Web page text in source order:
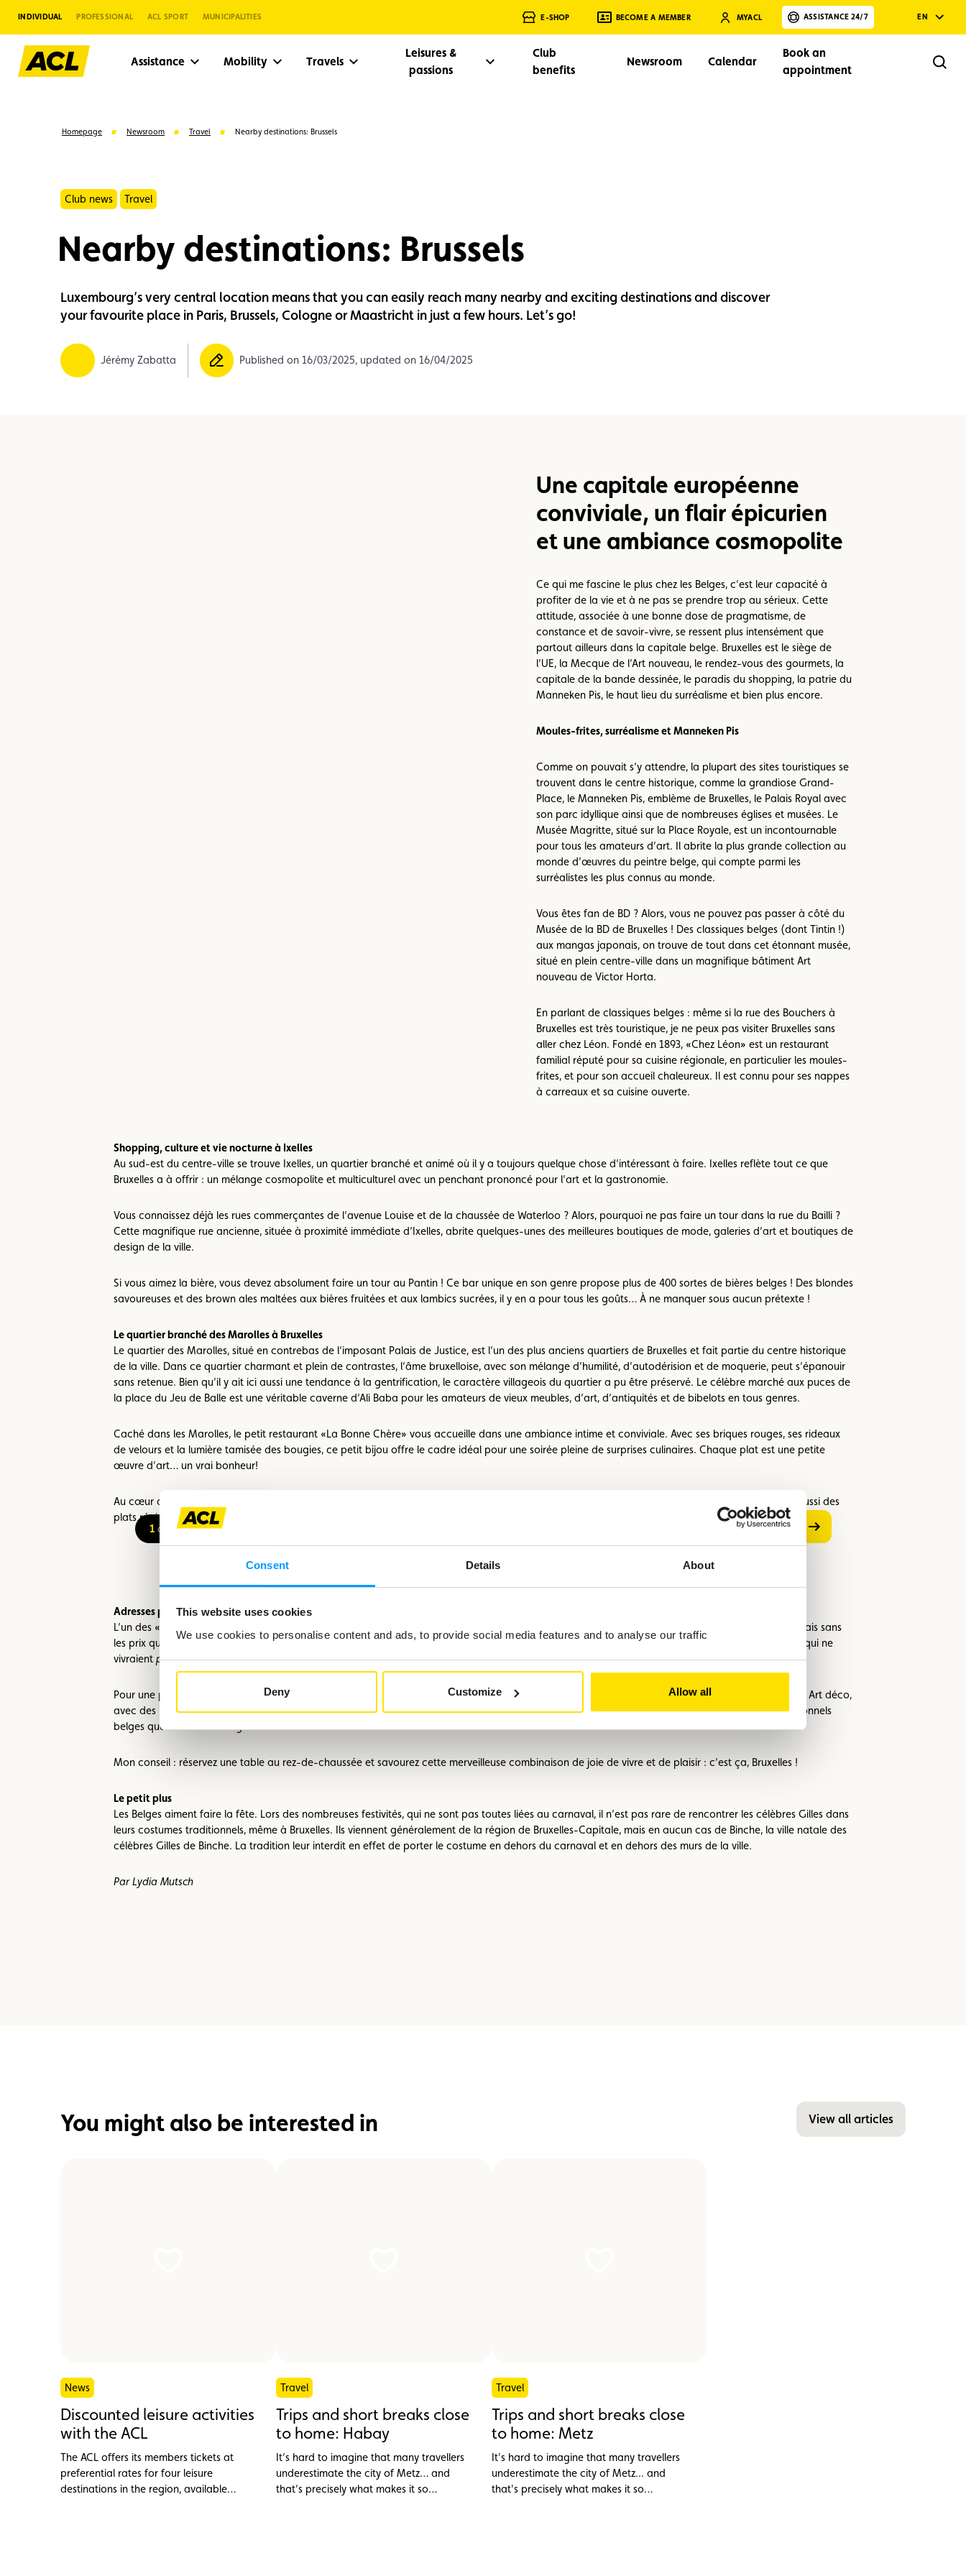
Consent Details About
This website uses cookies
We use cookies to personalise content and ads, to provide social media features and to analyse our traffic
Deny Customize Allow all
INDIVIDUAL PROFESSIONAL ACL SPORT MUNICIPALITIES E-SHOP BECOME A MEMBER MYACL ASSISTANCE 24/7 EN
Assistance Mobility Travels
Leisures &
passions
Club
benefits
Newsroom Calendar
Book an
appointment
Suggestions
Homepage Newsroom Travel Nearby destinations: Brussels
Club news Travel
Nearby destinations: Brussels
Luxembourg’s very central location means that you can easily reach many nearby and exciting destinations and discover
your favourite place in Paris, Brussels, Cologne or Maastricht in just a few hours. Let’s go!
Jérémy Zabatta Published on 16/03/2025, updated on 16/04/2025
Une capitale européenne
conviviale, un flair épicurien
et une ambiance cosmopolite
Ce qui me fascine le plus chez les Belges, c’est leur capacité à
profiter de la vie et à ne pas se prendre trop au sérieux. Cette
attitude, associée à une bonne dose de pragmatisme, de
constance et de savoir-vivre, se ressent plus intensément que
partout ailleurs dans la capitale belge. Bruxelles est le siège de
l’UE, la Mecque de l’Art nouveau, le rendez-vous des gourmets, la
capitale de la bande dessinée, le paradis du shopping, la patrie du
Manneken Pis, le haut lieu du surréalisme et bien plus encore.
Moules-frites, surréalisme et Manneken Pis
Comme on pouvait s’y attendre, la plupart des sites touristiques se
trouvent dans le centre historique, comme la grandiose Grand-
Place, le Manneken Pis, emblème de Bruxelles, le Palais Royal avec
son parc idyllique ainsi que de nombreuses églises et musées. Le
Musée Magritte, situé sur la Place Royale, est un incontournable
pour tous les amateurs d’art. Il abrite la plus grande collection au
monde d’œuvres du peintre belge, qui compte parmi les
surréalistes les plus connus au monde.
Vous êtes fan de BD ? Alors, vous ne pouvez pas passer à côté du
Musée de la BD de Bruxelles ! Des classiques belges (dont Tintin !)
aux mangas japonais, on trouve de tout dans cet étonnant musée,
situé en plein centre-ville dans un magnifique bâtiment Art
nouveau de Victor Horta.
En parlant de classiques belges : même si la rue des Bouchers à
Bruxelles est très touristique, je ne peux pas visiter Bruxelles sans
aller chez Léon. Fondé en 1893, «Chez Léon» est un restaurant
familial réputé pour sa cuisine régionale, en particulier les moules-
frites, et pour son accueil chaleureux. Il est connu pour ses nappes
à carreaux et sa cuisine ouverte.
Shopping, culture et vie nocturne à Ixelles
Au sud-est du centre-ville se trouve Ixelles, un quartier branché et animé où il y a toujours quelque chose d’intéressant à faire. Ixelles reflète tout ce que
Bruxelles a à offrir : un mélange cosmopolite et multiculturel avec un penchant prononcé pour l’art et la gastronomie.
Vous connaissez déjà les rues commerçantes de l’avenue Louise et de la chaussée de Waterloo ? Alors, pourquoi ne pas faire un tour dans la rue du Bailli ?
Cette magnifique rue ancienne, située à proximité immédiate d’Ixelles, abrite quelques-unes des meilleures boutiques de mode, galeries d’art et boutiques de
design de la ville.
Si vous aimez la bière, vous devez absolument faire un tour au Pantin ! Ce bar unique en son genre propose plus de 400 sortes de bières belges ! Des blondes
savoureuses et des brown ales maltées aux bières fruitées et aux lambics sucrées, il y en a pour tous les goûts… À ne manquer sous aucun prétexte !
Le quartier branché des Marolles à Bruxelles
Le quartier des Marolles, situé en contrebas de l’imposant Palais de Justice, est l’un des plus anciens quartiers de Bruxelles et fait partie du centre historique
de la ville. Dans ce quartier charmant et plein de contrastes, l’âme bruxelloise, avec son mélange d’humilité, d’autodérision et de moquerie, peut s’épanouir
sans retenue. Bien qu’il y ait ici aussi une tendance à la gentrification, le caractère villageois du quartier a pu être préservé. Le célèbre marché aux puces de
la place du Jeu de Balle est une véritable caverne d’Ali Baba pour les amateurs de vieux meubles, d’art, d’antiquités et de bibelots en tous genres.
Caché dans les Marolles, le petit restaurant «La Bonne Chère» vous accueille dans une ambiance intime et conviviale. Avec ses briques rouges, ses rideaux
de velours et la lumière tamisée des bougies, ce petit bijou offre le cadre idéal pour une soirée pleine de surprises culinaires. Chaque plat est une petite
œuvre d’art… un vrai bonheur!
Au cœur des Marolles se trouve également le Wine Bar des Marolles, où le sommelier Vincent Thomaes sert non seulement ses meilleurs vins, mais aussi des
plats régionaux soigneusement préparés dans un bâtiment romantique du XVIIe siècle. Profitez de l’ambiance chaleureuse et oubliez tout le reste… !
zoom
on
1on 13
Adresses préférées à Saint-Gilles
L’un des « nouveaux » quartiers les plus branchés est celui de Saint-Gilles, situé à l’ouest d’Ixelles. L’atmosphère y est aussi détendue qu’à Ixelles, mais sans
les prix qui ont entre-temps atteint des sommets. La vie nocturne y est formidable et la qualité de vie est partout perceptible. Bref, rares sont ceux qui ne
vivraient pas volontiersà Saint-Gilles.
Pour une pause culinaire à Saint-Gilles, je vous recommande le restaurant «La Buvette», installé dans une ancienne boucherie dans un joli bâtiment Art déco,
avec des murs carrelés et des crochets à viande en acier. Le menu du chef Nicolas Scheidt est créatif et élégant et se base sur des produits traditionnels
belges que l’on ne trouve guère ailleurs.
Mon conseil : réservez une table au rez-de-chaussée et savourez cette merveilleuse combinaison de joie de vivre et de plaisir : c’est ça, Bruxelles !
Le petit plus
Les Belges aiment faire la fête. Lors des nombreuses festivités, qui ne sont pas toutes liées au carnaval, il n’est pas rare de rencontrer les célèbres Gilles dans
leurs costumes traditionnels, même à Bruxelles. Ils viennent généralement de la région de Bruxelles-Capitale, mais en aucun cas de Binche, la ville natale des
célèbres Gilles de Binche. La tradition leur interdit en effet de porter le costume en dehors du carnaval et en dehors des murs de la ville.
Par Lydia Mutsch
You might also be interested in View all articles
News
Discounted leisure activities
with the ACL
The ACL offers its members tickets at
preferential rates for four leisure
destinations in the region, available
Travel
Trips and short breaks close
to home: Habay
It’s hard to imagine that many travellers
underestimate the city of Metz… and
that’s precisely what makes it so
Travel
Trips and short breaks close
to home: Metz
It's hard to imagine that many travellers
underestimate the city of Metz... and
that's precisely what makes it so